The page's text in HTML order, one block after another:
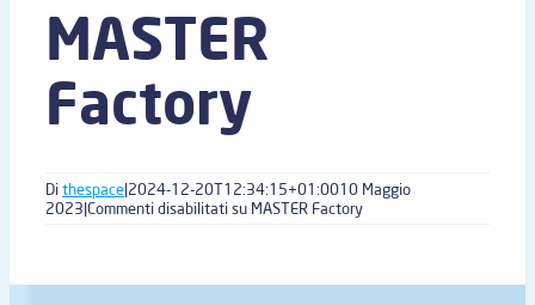
MASTER
Factory
Dithespace|2024-12-20T12:34:15+01:0010 Maggio
2023|Commenti disabilitatisu MASTER Factory